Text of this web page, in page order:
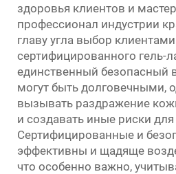
здоровья клиентов и
профессионал индустрии
главу угла выбор клиентами
сертифицированного гель-
единственный безопасный
могут быть долговечными,
вызывать раздражение
и создавать иные риски
Сертифицированные и
эффективны и щадяще
что особенно важно,